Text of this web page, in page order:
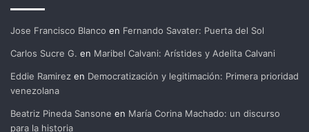
Jose Francisco Blanco en Fernando Savater: Puerta del Sol
Carlos Sucre G. en Maribel Calvani: Arístides y Adelita Calvani
Eddie Ramirez en Democratización y legitimación: Primera prioridad
venezolana
Beatriz Pineda Sansone en María Corina Machado: un discurso
para la historia